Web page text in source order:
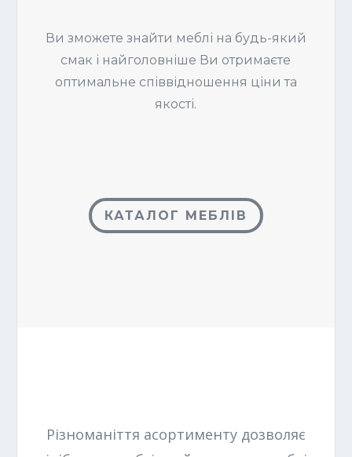
Ви зможете знайти меблі на будь-який
смак і найголовніше Ви отримаєте
оптимальне співвідношення ціни та
якості.
КАТАЛОГ МЕБЛІВ
Різноманіття асортименту дозволяє